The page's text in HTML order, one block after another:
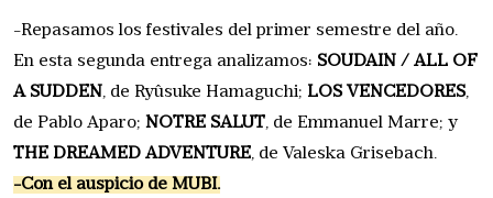
-Repasamos los festivales del primer semestre del año.
En esta segunda entrega analizamos: SOUDAIN / ALL OF
A SUDDEN , de Ryûsuke Hamaguchi; LOS VENCEDORES,
de Pablo Aparo; NOTRE SALUT, de Emmanuel Marre; y
THE DREAMED ADVENTURE, de Valeska Grisebach.
-Con el auspicio de MUBI.